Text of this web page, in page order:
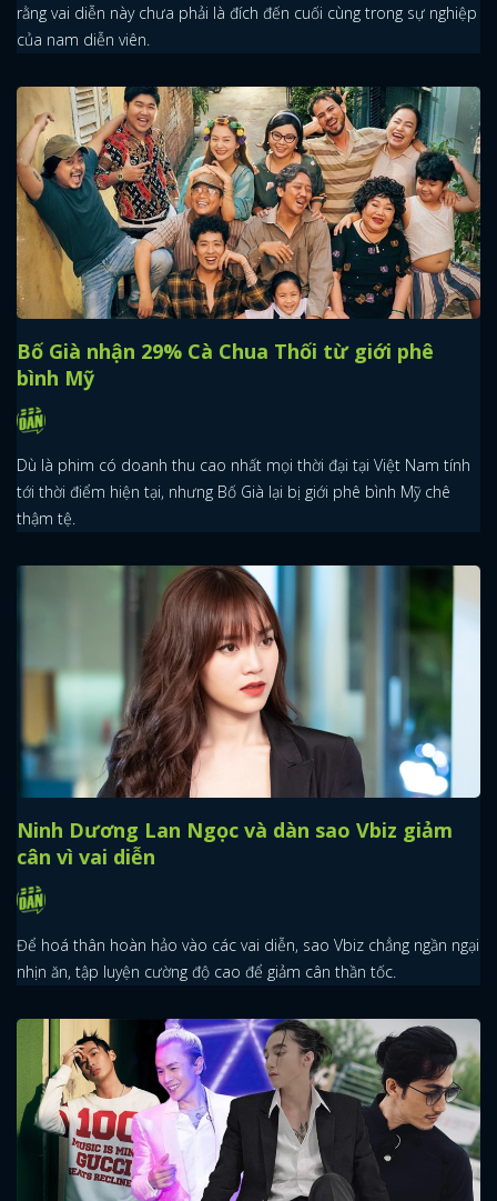
rằng vai diễn này chưa phải là đích đến cuối cùng trong sự nghiệp
của nam diễn viên.
Bố Già nhận 29% Cà Chua Thối từ giới phê
bình Mỹ
Dù là phim có doanh thu cao nhất mọi thời đại tại Việt Nam tính
tới thời điểm hiện tại, nhưng Bố Già lại bị giới phê bình Mỹ chê
thậm tệ.
Ninh Dương Lan Ngọc và dàn sao Vbiz giảm
cân vì vai diễn
Để hoá thân hoàn hảo vào các vai diễn, sao Vbiz chẳng ngần ngại
nhịn ăn, tập luyện cường độ cao để giảm cân thần tốc.